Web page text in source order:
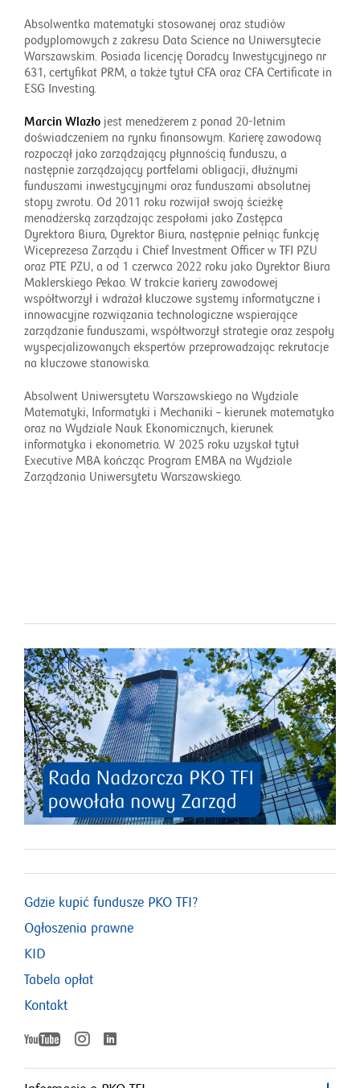
Absolwentka matematyki stosowanej oraz studiów
podyplomowych z zakresu Data Science na Uniwersytecie
Warszawskim. Posiada licencję Doradcy Inwestycyjnego nr
631, certyfikat PRM, a także tytuł CFA oraz CFA Certificate in
ESG Investing.
Marcin Wlazło jest menedżerem z ponad 20-letnim
doświadczeniem na rynku finansowym. Karierę zawodową
rozpoczął jako zarządzający płynnością funduszu, a
następnie zarządzający portfelami obligacji, dłużnymi
funduszami inwestycyjnymi oraz funduszami absolutnej
stopy zwrotu. Od 2011 roku rozwijał swoją ścieżkę
menadżerską zarządzając zespołami jako Zastępca
Dyrektora Biura, Dyrektor Biura, następnie pełniąc funkcję
Wiceprezesa Zarządu i Chief Investment Officer w TFI PZU
oraz PTE PZU, a od 1 czerwca 2022 roku jako Dyrektor Biura
Maklerskiego Pekao. W trakcie kariery zawodowej
współtworzył i wdrażał kluczowe systemy informatyczne i
innowacyjne rozwiązania technologiczne wspierające
zarządzanie funduszami, współtworzył strategie oraz zespoły
wyspecjalizowanych ekspertów przeprowadzając rekrutacje
na kluczowe stanowiska.
Absolwent Uniwersytetu Warszawskiego na Wydziale
Matematyki, Informatyki i Mechaniki – kierunek matematyka
oraz na Wydziale Nauk Ekonomicznych, kierunek
informatyka i ekonometria. W 2025 roku uzyskał tytuł
Executive MBA kończąc Program EMBA na Wydziale
Zarządzania Uniwersytetu Warszawskiego.
Gdzie kupić fundusze PKO TFI?
Ogłoszenia prawne
KID
Tabela opłat
Kontakt
YouTube
otworzy
Instagram
się
LinkedIn